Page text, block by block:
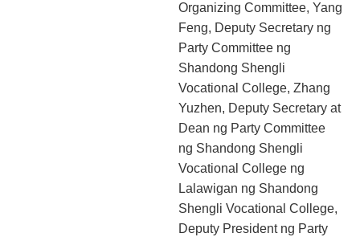
Organizing Committee, Yang
Feng, Deputy Secretary ng
Party Committee ng
Shandong Shengli
Vocational College, Zhang
Yuzhen, Deputy Secretary at
Dean ng Party Committee
ng Shandong Shengli
Vocational College ng
Lalawigan ng Shandong
Shengli Vocational College,
Deputy President ng Party